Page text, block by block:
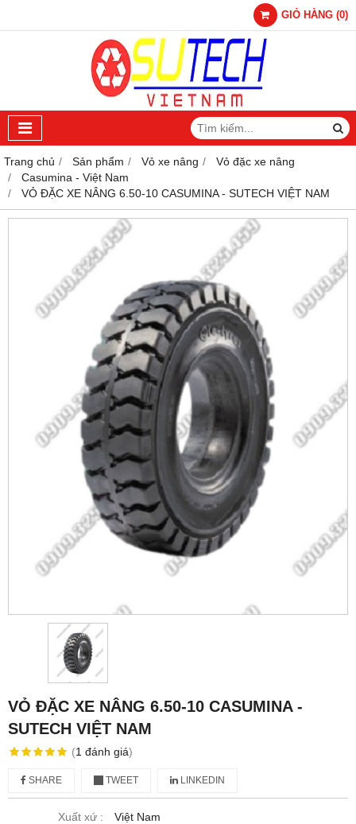
GIỎ HÀNG (0)
Trang chủ Sản phẩm Vỏ xe nâng
Vỏ đặc xe nâng
Casumina - Việt Nam
VỎ ĐẶC XE NÂNG 6.50-10 CASUMINA - SUTECH VIỆT NAM
VỎ ĐẶC XE NÂNG 6.50-10 CASUMINA -
SUTECH VIỆT NAM
(1 đánh giá)
SHARE TWEET LINKEDIN
Xuất xứ :
Việt Nam